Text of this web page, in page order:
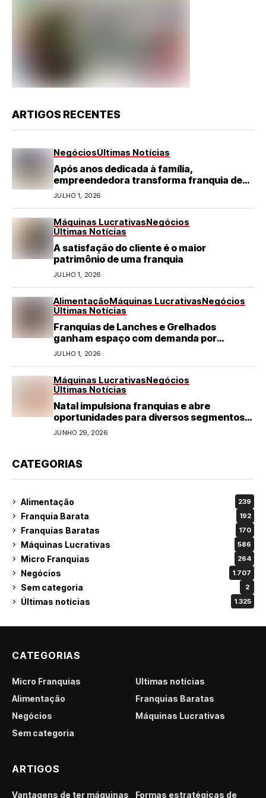
ARTIGOS RECENTES
NegóciosÚltimas Notícias
Após anos dedicada à família,
empreendedora transforma franquia de
turismo em negócio de destaque no RN
JULHO 1, 2026
Máquinas LucrativasNegócios
Últimas Notícias
A satisfação do cliente é o maior
patrimônio de uma franquia
JULHO 1, 2026
AlimentaçãoMáquinas LucrativasNegócios
Últimas Notícias
Franquias de Lanches e Grelhados
ganham espaço com demanda por
refeições rápidas e de qualidade
JULHO 1, 2026
Máquinas LucrativasNegócios
Últimas Notícias
Natal impulsiona franquias e abre
oportunidades para diversos segmentos
do varejo
JUNHO 29, 2026
CATEGORIAS
Alimentação 239
Franquia Barata 192
Franquias Baratas 170
Máquinas Lucrativas 586
Micro Franquias 264
Negócios 1.707
Sem categoria 2
Últimas notícias 1.325
CATEGORIAS
Micro Franquias
Últimas notícias
Alimentação
Franquias Baratas
Negócios
Máquinas Lucrativas
Sem categoria
ARTIGOS
Vantagens de ter máquinas Formas estratégicas de